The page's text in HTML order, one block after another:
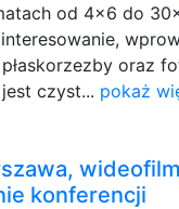
od 4x6 do
oraz
czyst... pokaż
konferencji